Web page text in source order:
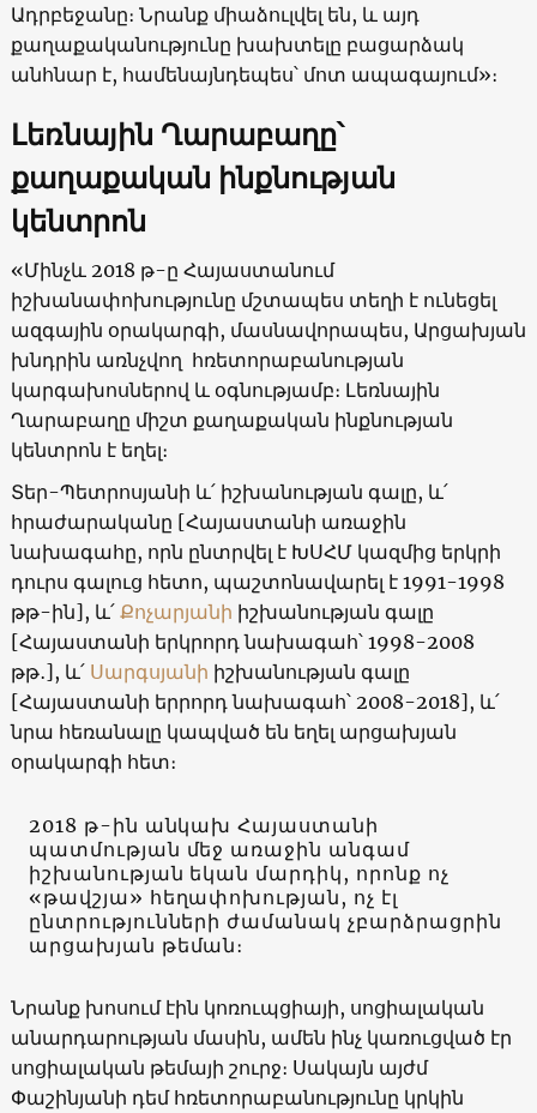
Ադրբեջանը։ Նրանք միաձուլվել են, և այդ
քաղաքականությունը խախտելը բացարձակ
անհնար է, համենայնդեպես՝ մոտ ապագայում»։
Լեռնային Ղարաբաղը՝
քաղաքական ինքնության
կենտրոն
«Մինչև 2018 թ-ը Հայաստանում
իշխանափոխությունը մշտապես տեղի է ունեցել
ազգային օրակարգի, մասնավորապես, Արցախյան
խնդրին առնչվող հռետորաբանության
կարգախոսներով և օգնությամբ։ Լեռնային
Ղարաբաղը միշտ քաղաքական ինքնության
կենտրոն է եղել։
Տեր-Պետրոսյանի և՛ իշխանության գալը, և՛
հրաժարականը [Հայաստանի առաջին
նախագահը, որն ընտրվել է ԽՍՀՄ կազմից երկրի
դուրս գալուց հետո, պաշտոնավարել է 1991-1998
թթ-ին], և՛ Քոչարյանի իշխանության գալը
[Հայաստանի երկրորդ նախագահ՝ 1998-2008
թթ․], և՛ Սարգսյանի իշխանության գալը
[Հայաստանի երրորդ նախագահ՝ 2008-2018], և՛
նրա հեռանալը կապված են եղել արցախյան
օրակարգի հետ։
2018 թ-ին անկախ Հայաստանի
պատմության մեջ առաջին անգամ
իշխանության եկան մարդիկ, որոնք ոչ
«թավշյա» հեղափոխության, ոչ էլ
ընտրությունների ժամանակ չբարձրացրին
արցախյան թեման։
Նրանք խոսում էին կոռուպցիայի, սոցիալական
անարդարության մասին, ամեն ինչ կառուցված էր
սոցիալական թեմայի շուրջ։ Սակայն այժմ
Փաշինյանի դեմ հռետորաբանությունը կրկին